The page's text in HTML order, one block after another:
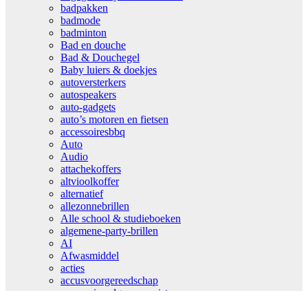
badpakken
badmode
badminton
Bad en douche
Bad & Douchegel
Baby luiers & doekjes
autoversterkers
autospeakers
auto-gadgets
auto’s motoren en fietsen
accessoiresbbq
Auto
Audio
attachekoffers
altvioolkoffer
alternatief
allezonnebrillen
Alle school & studieboeken
algemene-party-brillen
AI
Afwasmiddel
acties
accusvoorgereedschap